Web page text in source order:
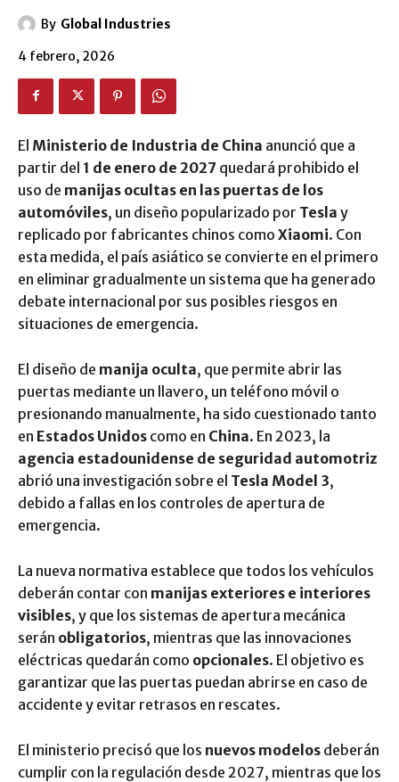
By Global Industries
4 febrero, 2026
El Ministerio de Industria de China anunció que a
partir del 1 de enero de 2027 quedará prohibido el
uso de manijas ocultas en las puertas de los
automóviles, un diseño popularizado por Tesla y
replicado por fabricantes chinos como Xiaomi. Con
esta medida, el país asiático se convierte en el primero
en eliminar gradualmente un sistema que ha generado
debate internacional por sus posibles riesgos en
situaciones de emergencia.
El diseño de manija oculta, que permite abrir las
puertas mediante un llavero, un teléfono móvil o
presionando manualmente, ha sido cuestionado tanto
en Estados Unidos como en China. En 2023, la
agencia estadounidense de seguridad automotriz
abrió una investigación sobre el Tesla Model 3,
debido a fallas en los controles de apertura de
emergencia.
La nueva normativa establece que todos los vehículos
deberán contar con manijas exteriores e interiores
visibles, y que los sistemas de apertura mecánica
serán obligatorios, mientras que las innovaciones
eléctricas quedarán como opcionales. El objetivo es
garantizar que las puertas puedan abrirse en caso de
accidente y evitar retrasos en rescates.
El ministerio precisó que los nuevos modelos deberán
cumplir con la regulación desde 2027, mientras que los